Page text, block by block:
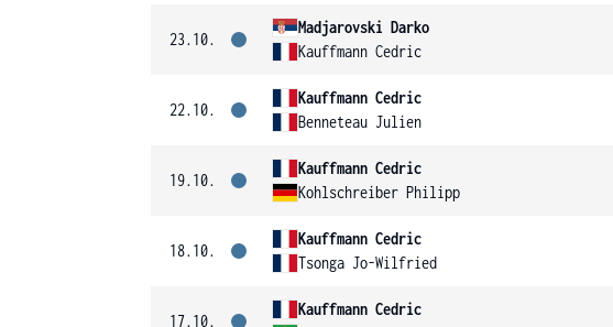
23.10.
Madjarovski Darko
Kauffmann Cedric
22.10.
Kauffmann Cedric
Benneteau Julien
19.10.
Kauffmann Cedric
Kohlschreiber Philipp
18.10.
Kauffmann Cedric
Tsonga Jo-Wilfried
17.10.
Kauffmann Cedric